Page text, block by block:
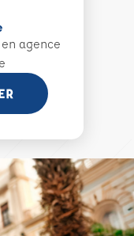
agence